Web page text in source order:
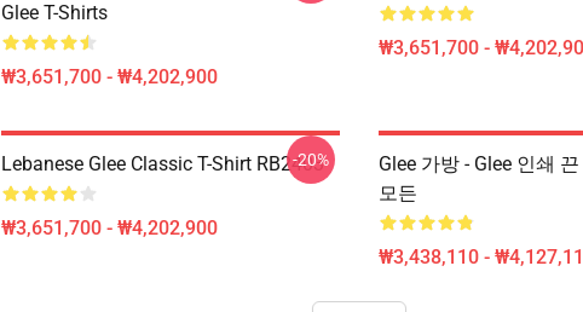
Glee T-Shirts
₩3,651,700 - ₩4,202,900
₩3,651,700 -
Lebanese Glee Classic T-Shirt RB2403
₩3,651,700 - ₩4,202,900
-20%
Glee 가방 - Glee 인쇄
모든
₩3,438,110 -